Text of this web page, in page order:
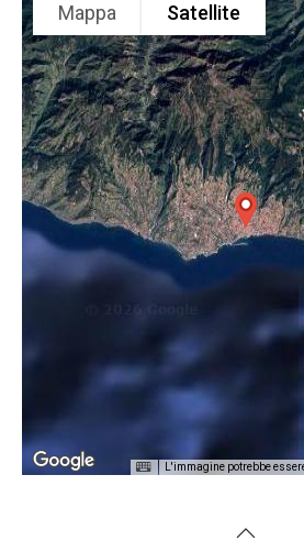
Mappa Satellite
L'immagine potrebbe